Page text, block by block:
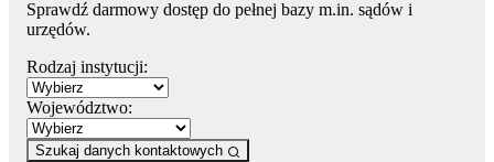
Sprawdź darmowy dostęp do pełnej bazy m.in. sądów i
urzędów.
Rodzaj instytucji:
Województwo:
Szukaj danych kontaktowych